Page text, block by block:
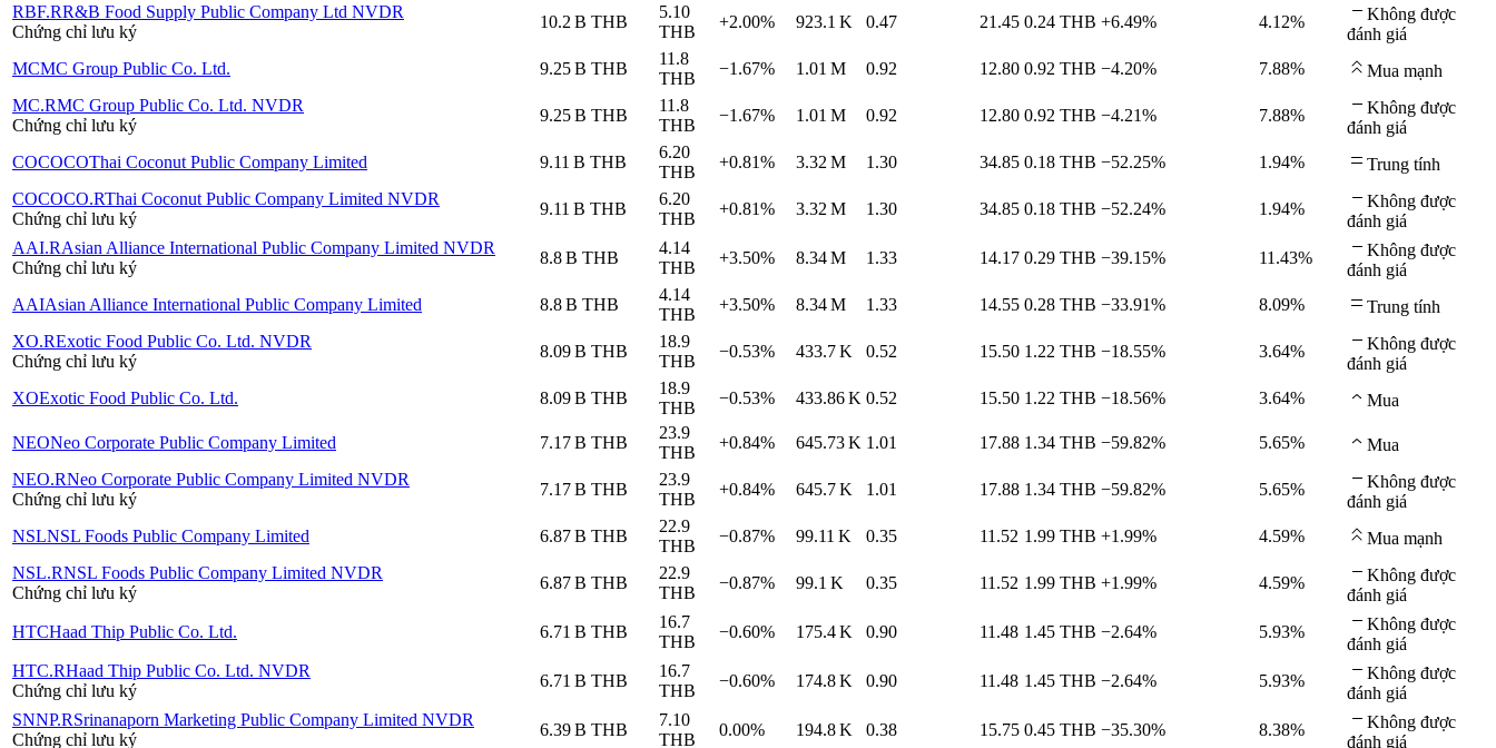
RBF.RR&B Food Supply Public Company Ltd NVDR
Chứng chỉ lưu ký
10.2 B THB
5.10
THB
+2.00% 923.1 K 0.47 21.45 0.24 THB +6.49% 4.12%
Không được
đánh giá
MCMC Group Public Co. Ltd. 9.25 B THB
11.8
THB
−1.67% 1.01 M 0.92 12.80 0.92 THB −4.20% 7.88%
Mua mạnh
MC.RMC Group Public Co. Ltd. NVDR
Chứng chỉ lưu ký
9.25 B THB
11.8
THB
−1.67% 1.01 M 0.92 12.80 0.92 THB −4.21% 7.88%
Không được
đánh giá
COCOCOThai Coconut Public Company Limited 9.11 B THB
6.20
THB
+0.81% 3.32 M 1.30 34.85 0.18 THB −52.25% 1.94%
Trung tính
COCOCO.RThai Coconut Public Company Limited NVDR
Chứng chỉ lưu ký
9.11 B THB
6.20
THB
+0.81% 3.32 M 1.30 34.85 0.18 THB −52.24% 1.94%
Không được
đánh giá
AAI.RAsian Alliance International Public Company Limited NVDR
Chứng chỉ lưu ký
8.8 B THB
4.14
THB
+3.50% 8.34 M 1.33 14.17 0.29 THB −39.15% 11.43%
Không được
đánh giá
AAIAsian Alliance International Public Company Limited 8.8 B THB
4.14
THB
+3.50% 8.34 M 1.33 14.55 0.28 THB −33.91% 8.09%
Trung tính
XO.RExotic Food Public Co. Ltd. NVDR
Chứng chỉ lưu ký
8.09 B THB
18.9
THB
−0.53% 433.7 K 0.52 15.50 1.22 THB −18.55% 3.64%
Không được
đánh giá
XOExotic Food Public Co. Ltd. 8.09 B THB
18.9
THB
−0.53% 433.86 K 0.52 15.50 1.22 THB −18.56% 3.64% Mua
NEONeo Corporate Public Company Limited 7.17 B THB
23.9
THB
+0.84% 645.73 K 1.01 17.88 1.34 THB −59.82% 5.65%
Mua
NEO.RNeo Corporate Public Company Limited NVDR
Chứng chỉ lưu ký
7.17 B THB
23.9
THB
+0.84% 645.7 K 1.01 17.88 1.34 THB −59.82% 5.65%
Không được
đánh giá
NSLNSL Foods Public Company Limited 6.87 B THB
22.9
THB
−0.87% 99.11 K 0.35 11.52 1.99 THB +1.99% 4.59%
Mua mạnh
NSL.RNSL Foods Public Company Limited NVDR
Chứng chỉ lưu ký
6.87 B THB
22.9
THB
−0.87% 99.1 K 0.35 11.52 1.99 THB +1.99% 4.59%
Không được
đánh giá
HTCHaad Thip Public Co. Ltd. 6.71 B THB
16.7
THB
−0.60% 175.4 K 0.90 11.48 1.45 THB −2.64% 5.93%
Không được
đánh giá
HTC.RHaad Thip Public Co. Ltd. NVDR
Chứng chỉ lưu ký
6.71 B THB
16.7
THB
−0.60% 174.8 K 0.90 11.48 1.45 THB −2.64% 5.93%
Không được
đánh giá
SNNP.RSrinanaporn Marketing Public Company Limited NVDR
Chứng chỉ lưu ký
6.39 B THB
7.10
THB
0.00% 194.8 K 0.38 15.75 0.45 THB −35.30% 8.38%
Không được
đánh giá